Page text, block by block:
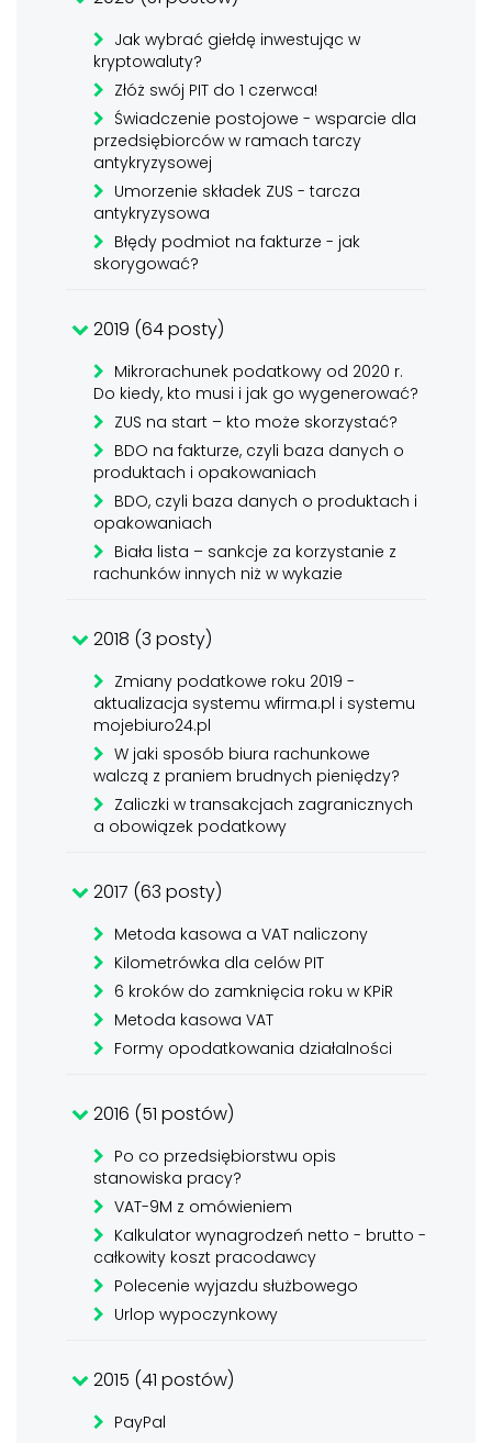
Jak wybrać giełdę inwestując w
kryptowaluty?
Złóż swój PIT do 1 czerwca!
Świadczenie postojowe - wsparcie dla
przedsiębiorców w ramach tarczy
antykryzysowej
Umorzenie składek ZUS - tarcza
antykryzysowa
Błędy podmiot na fakturze - jak
skorygować?
2019 (64 posty)
Mikrorachunek podatkowy od 2020 r.
Do kiedy, kto musi i jak go wygenerować?
ZUS na start – kto może skorzystać?
BDO na fakturze, czyli baza danych o
produktach i opakowaniach
BDO, czyli baza danych o produktach i
opakowaniach
Biała lista – sankcje za korzystanie z
rachunków innych niż w wykazie
2018 (3 posty)
Zmiany podatkowe roku 2019 -
aktualizacja systemu wfirma.pl i systemu
mojebiuro24.pl
W jaki sposób biura rachunkowe
walczą z praniem brudnych pieniędzy?
Zaliczki w transakcjach zagranicznych
a obowiązek podatkowy
2017 (63 posty)
Metoda kasowa a VAT naliczony
Kilometrówka dla celów PIT
6 kroków do zamknięcia roku w KPiR
Metoda kasowa VAT
Formy opodatkowania działalności
2016 (51 postów)
Po co przedsiębiorstwu opis
stanowiska pracy?
VAT-9M z omówieniem
Kalkulator wynagrodzeń netto - brutto -
całkowity koszt pracodawcy
Polecenie wyjazdu służbowego
Urlop wypoczynkowy
2015 (41 postów)
PayPal